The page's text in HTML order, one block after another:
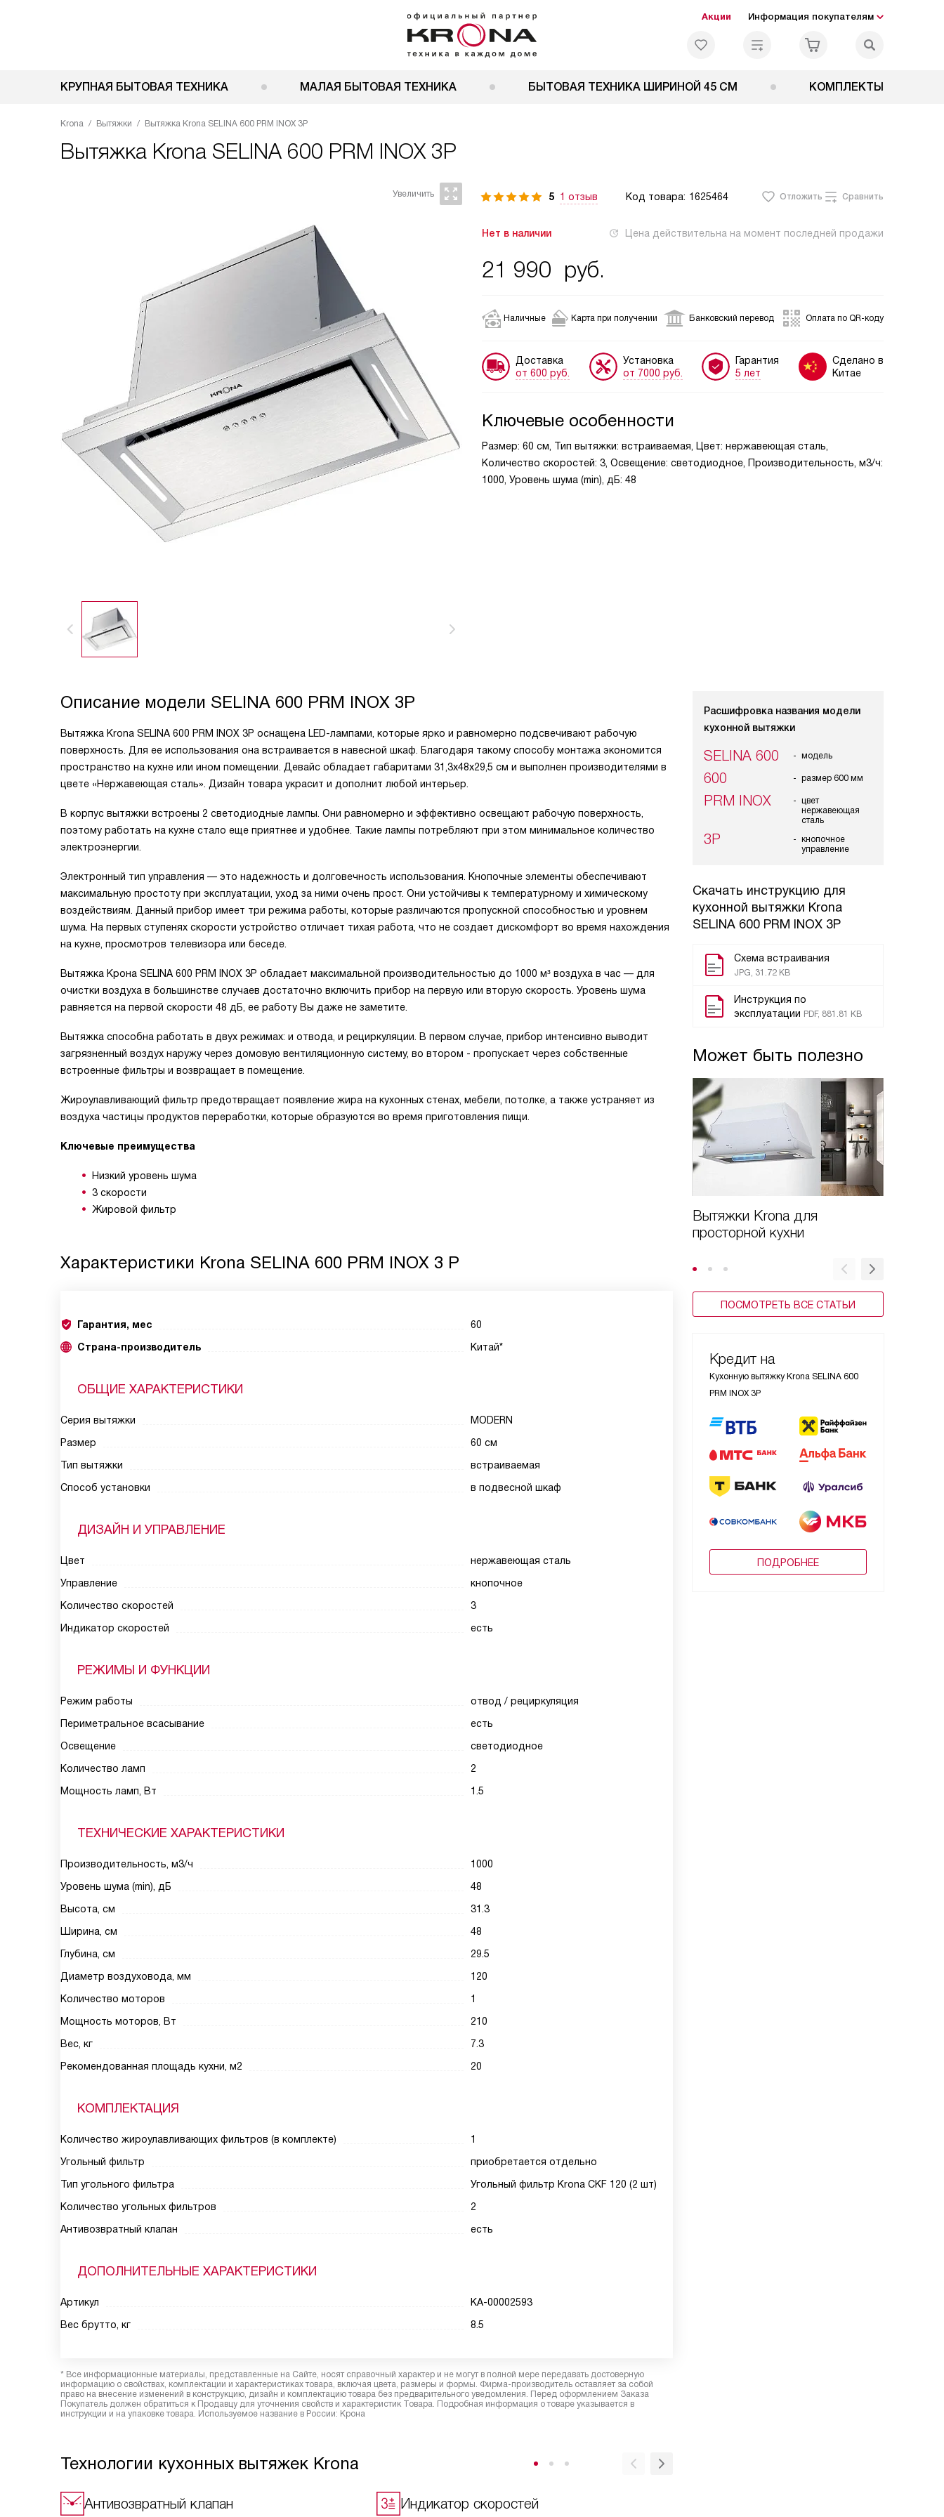
Акции Информация покупателям
КРУПНАЯ БЫТОВАЯ ТЕХНИКА МАЛАЯ БЫТОВАЯ ТЕХНИКА БЫТОВАЯ ТЕХНИКА ШИРИНОЙ 45 СМ КОМПЛЕКТЫ
Krona Вытяжки Вытяжка Krona SELINA 600 PRM INOX 3P
Вытяжка Krona SELINA 600 PRM INOX 3P
5 1 отзыв Код товара: 1625464 Отложить Сравнить
Нет в наличии Цена действительна на момент последней продажи
21 990 руб.
Наличные Карта при получении Банковский перевод Оплата по QR-коду
Доставка
от 600 руб.
Установка
от 7000 руб.
Гарантия
5 лет
Сделано в
Китае
Ключевые особенности
Размер: 60 см, Тип вытяжки: встраиваемая, Цвет: нержавеющая сталь,
Количество скоростей: 3, Освещение: светодиодное, Производительность, м3/ч:
1000, Уровень шума (min), дБ: 48
Расшифровка названия модели
кухонной вытяжки
SELINA 600 модель
600 размер 600 мм
PRM INOX
цвет
нержавеющая
сталь
3P
кнопочное
управление
Скачать инструкцию для
кухонной вытяжки Krona
SELINA 600 PRM INOX 3P
Схема встраивания
JPG, 31.72 KB
Инструкция по
эксплуатации PDF, 881.81 KB
Может быть полезно
Вытяжки Krona для
просторной кухни
ПОСМОТРЕТЬ ВСЕ СТАТЬИ
Кредит на
Кухонную вытяжку Krona SELINA 600
PRM INOX 3P
ПОДРОБНЕЕ
Описание модели SELINA 600 PRM INOX 3P
Вытяжка Krona SELINA 600 PRM INOX 3P оснащена LED-лампами, которые ярко и равномерно подсвечивают рабочую
поверхность. Для ее использования она встраивается в навесной шкаф. Благодаря такому способу монтажа экономится
пространство на кухне или ином помещении. Девайс обладает габаритами 31,3х48х29,5 см и выполнен производителями в
цвете «Нержавеющая сталь». Дизайн товара украсит и дополнит любой интерьер.
В корпус вытяжки встроены 2 светодиодные лампы. Они равномерно и эффективно освещают рабочую поверхность,
поэтому работать на кухне стало еще приятнее и удобнее. Такие лампы потребляют при этом минимальное количество
электроэнергии.
Электронный тип управления — это надежность и долговечность использования. Кнопочные элементы обеспечивают
максимальную простоту при эксплуатации, уход за ними очень прост. Они устойчивы к температурному и химическому
воздействиям. Данный прибор имеет три режима работы, которые различаются пропускной способностью и уровнем
шума. На первых ступенях скорости устройство отличает тихая работа, что не создает дискомфорт во время нахождения
на кухне, просмотров телевизора или беседе.
Вытяжка Крона SELINA 600 PRM INOX 3P обладает максимальной производительностью до 1000 м³ воздуха в час — для
очистки воздуха в большинстве случаев достаточно включить прибор на первую или вторую скорость. Уровень шума
равняется на первой скорости 48 дБ, ее работу Вы даже не заметите.
Вытяжка способна работать в двух режимах: и отвода, и рециркуляции. В первом случае, прибор интенсивно выводит
загрязненный воздух наружу через домовую вентиляционную систему, во втором - пропускает через собственные
встроенные фильтры и возвращает в помещение.
Жироулавливающий фильтр предотвращает появление жира на кухонных стенах, мебели, потолке, а также устраняет из
воздуха частицы продуктов переработки, которые образуются во время приготовления пищи.
Ключевые преимущества
Низкий уровень шума
3 скорости
Жировой фильтр
Характеристики Krona SELINA 600 PRM INOX 3 P
Гарантия, мес
60
Страна-производитель
Китай*
ОБЩИЕ ХАРАКТЕРИСТИКИ
Серия вытяжки
MODERN
Размер
60 см
Тип вытяжки
встраиваемая
Способ установки
в подвесной шкаф
ДИЗАЙН И УПРАВЛЕНИЕ
Цвет
нержавеющая сталь
Управление
кнопочное
Количество скоростей
3
Индикатор скоростей
есть
РЕЖИМЫ И ФУНКЦИИ
Режим работы
отвод / рециркуляция
Периметральное всасывание
есть
Освещение
светодиодное
Количество ламп
2
Мощность ламп, Вт
1.5
ТЕХНИЧЕСКИЕ ХАРАКТЕРИСТИКИ
Производительность, м3/ч
1000
Уровень шума (min), дБ
48
Высота, см
31.3
Ширина, см
48
Глубина, см
29.5
Диаметр воздуховода, мм
120
Количество моторов
1
Мощность моторов, Вт
210
Вес, кг
7.3
Рекомендованная площадь кухни, м2
20
КОМПЛЕКТАЦИЯ
Количество жироулавливающих фильтров (в комплекте)
1
Угольный фильтр
приобретается отдельно
Тип угольного фильтра
Угольный фильтр Krona CKF 120 (2 шт)
Количество угольных фильтров
2
Антивозвратный клапан
есть
ДОПОЛНИТЕЛЬНЫЕ ХАРАКТЕРИСТИКИ
Артикул
КА-00002593
Вес брутто, кг
8.5
* Все информационные материалы, представленные на Сайте, носят справочный характер и не могут в полной мере передавать достоверную
информацию о свойствах, комплектации и характеристиках товара, включая цвета, размеры и формы. Фирма-производитель оставляет за собой
право на внесение изменений в конструкцию, дизайн и комплектацию товара без предварительного уведомления. Перед оформлением Заказа
Покупатель должен обратиться к Продавцу для уточнения свойств и характеристик Товара. Подробная информация о товаре указывается в
инструкции и на упаковке товара. Используемое название в России: Крона
Технологии кухонных вытяжек Krona
Антивозвратный клапан Индикатор скоростей